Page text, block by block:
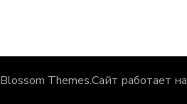
Blossom Themes.Сайт работает на